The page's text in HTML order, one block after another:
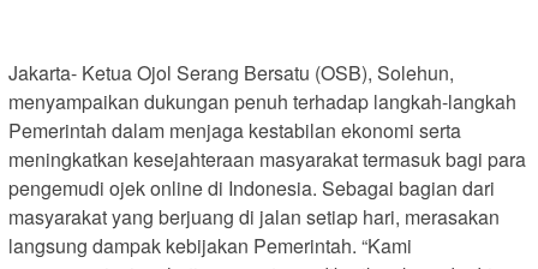
Jakarta- Ketua Ojol Serang Bersatu (OSB), Solehun,
menyampaikan dukungan penuh terhadap langkah-langkah
Pemerintah dalam menjaga kestabilan ekonomi serta
meningkatkan kesejahteraan masyarakat termasuk bagi para
pengemudi ojek online di Indonesia. Sebagai bagian dari
masyarakat yang berjuang di jalan setiap hari, merasakan
langsung dampak kebijakan Pemerintah. “Kami